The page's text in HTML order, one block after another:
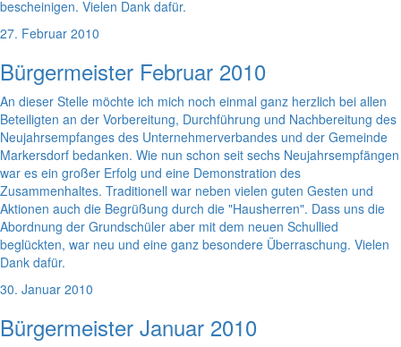
bescheinigen. Vielen Dank dafür.
27. Februar 2010
Bürgermeister Februar 2010
An dieser Stelle möchte ich mich noch einmal ganz herzlich bei allen
Beteiligten an der Vorbereitung, Durchführung und Nachbereitung des
Neujahrsempfanges des Unternehmerverbandes und der Gemeinde
Markersdorf bedanken. Wie nun schon seit sechs Neujahrsempfängen
war es ein großer Erfolg und eine Demonstration des
Zusammenhaltes. Traditionell war neben vielen guten Gesten und
Aktionen auch die Begrüßung durch die "Hausherren". Dass uns die
Abordnung der Grundschüler aber mit dem neuen Schullied
beglückten, war neu und eine ganz besondere Überraschung. Vielen
Dank dafür.
30. Januar 2010
Bürgermeister Januar 2010